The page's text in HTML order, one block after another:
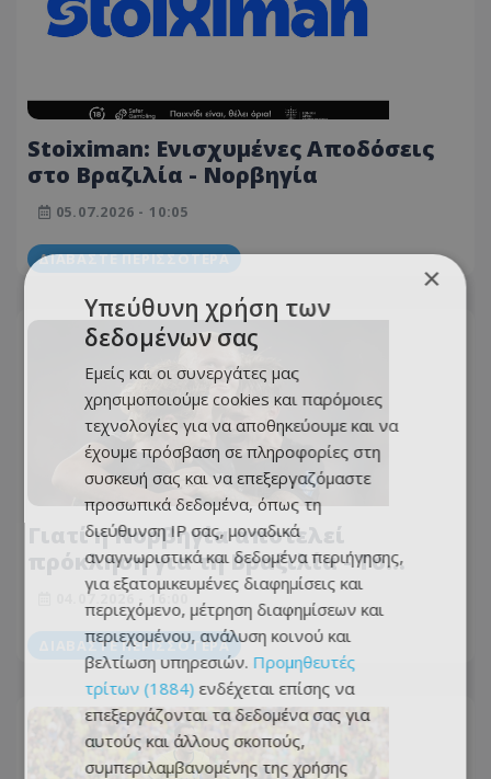
Stoiximan: Ενισχυμένες Αποδόσεις
στο Βραζιλία - Νορβηγία
05.07.2026 - 10:05
ΔΙΑΒΆΣΤΕ ΠΕΡΙΣΣΌΤΕΡΑ
Γιατί η Νορβηγία αποτελεί
πρόκληση για τη Βραζιλία - Το
ιδιαίτερο στατιστικό των μεταξύ
τους αναμετρήσεων
04.07.2026 - 16:00
ΔΙΑΒΆΣΤΕ ΠΕΡΙΣΣΌΤΕΡΑ
×
Υπεύθυνη χρήση των
δεδομένων σας
Εμείς και οι συνεργάτες μας
χρησιμοποιούμε cookies και παρόμοιες
τεχνολογίες για να αποθηκεύουμε και να
έχουμε πρόσβαση σε πληροφορίες στη
συσκευή σας και να επεξεργαζόμαστε
προσωπικά δεδομένα, όπως τη
διεύθυνση IP σας, μοναδικά
αναγνωριστικά και δεδομένα περιήγησης,
για εξατομικευμένες διαφημίσεις και
περιεχόμενο, μέτρηση διαφημίσεων και
περιεχομένου, ανάλυση κοινού και
βελτίωση υπηρεσιών. Προμηθευτές
τρίτων (1884) ενδέχεται επίσης να
επεξεργάζονται τα δεδομένα σας για
αυτούς και άλλους σκοπούς,
συμπεριλαμβανομένης της χρήσης